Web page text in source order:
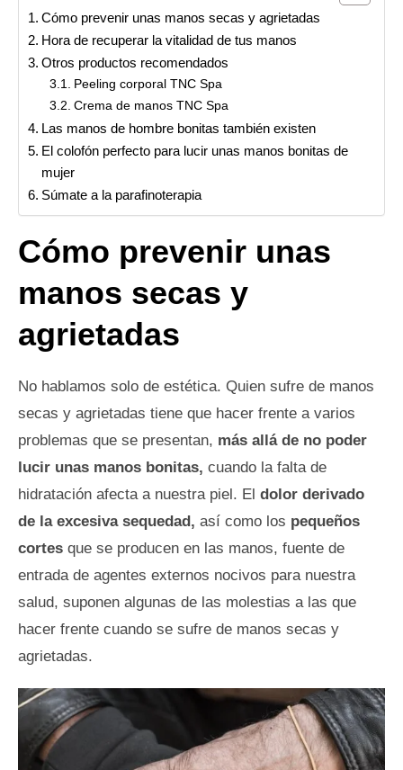
Cómo prevenir unas manos secas y agrietadas
Hora de recuperar la vitalidad de tus manos
Otros productos recomendados
Peeling corporal TNC Spa
Crema de manos TNC Spa
Las manos de hombre bonitas también existen
El colofón perfecto para lucir unas manos bonitas de
mujer
Súmate a la parafinoterapia
Cómo prevenir unas
manos secas y
agrietadas
No hablamos solo de estética. Quien sufre de manos
secas y agrietadas tiene que hacer frente a varios
problemas que se presentan, más allá de no poder
lucir unas manos bonitas, cuando la falta de
hidratación afecta a nuestra piel. El dolor derivado
de la excesiva sequedad, así como los pequeños
cortes que se producen en las manos, fuente de
entrada de agentes externos nocivos para nuestra
salud, suponen algunas de las molestias a las que
hacer frente cuando se sufre de manos secas y
agrietadas.